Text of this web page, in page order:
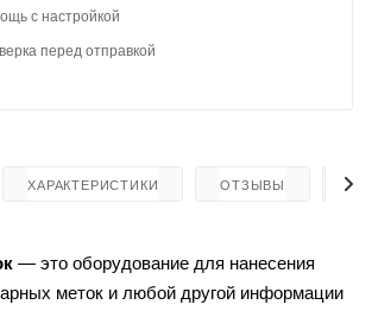
с настройкой
перед отправкой
ХАРАКТЕРИСТИКИ ОТЗЫВЫ
— это оборудование для нанесения
меток и любой другой информации